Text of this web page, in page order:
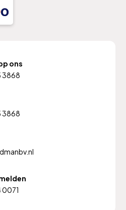
ons
3868
3868
0071